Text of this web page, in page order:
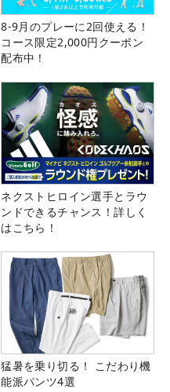
8-9月のプレーに2回使える！
コース限定2,000円クーポン
配布中！
ネクストヒロイン選手とラウ
ンドできるチャンス！詳しく
はこちら！
猛暑を乗り切る！ こだわり機
能派パンツ4選